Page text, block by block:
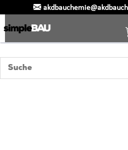
Skip
to